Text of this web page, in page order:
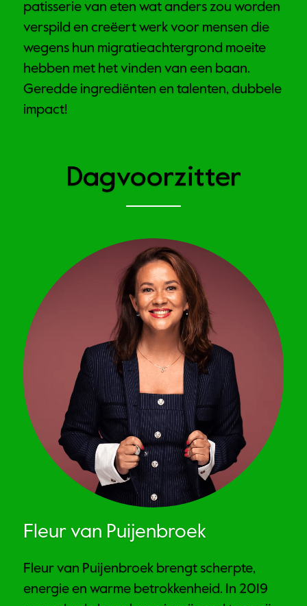
patisserie van eten wat anders zou worden
verspild en creëert werk voor mensen die
wegens hun migratieachtergrond moeite
hebben met het vinden van een baan.
Geredde ingrediënten en talenten, dubbele
impact!
Dagvoorzitter
Fleur van Puijenbroek
Fleur van Puijenbroek brengt scherpte,
energie en warme betrokkenheid. In 2019